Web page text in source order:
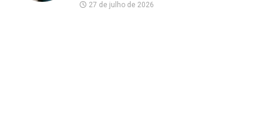
27 de julho de 2026